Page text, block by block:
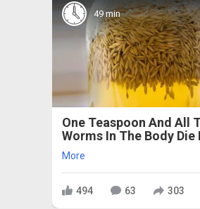
49 min
One Teaspoon And All
Worms In The Body
More
494 63 303